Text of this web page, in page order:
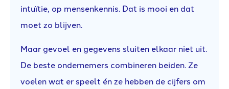
intuïtie, op mensenkennis. Dat is mooi en dat
moet zo blijven.
Maar gevoel en gegevens sluiten elkaar niet uit.
De beste ondernemers combineren beiden. Ze
voelen wat er speelt én ze hebben de cijfers om